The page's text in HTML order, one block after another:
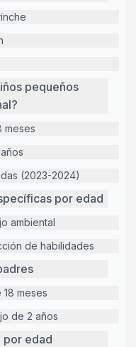
pequeños
meses
(2023-2024)
por edad
ambiental
de habilidades
meses
de 2 años
por edad